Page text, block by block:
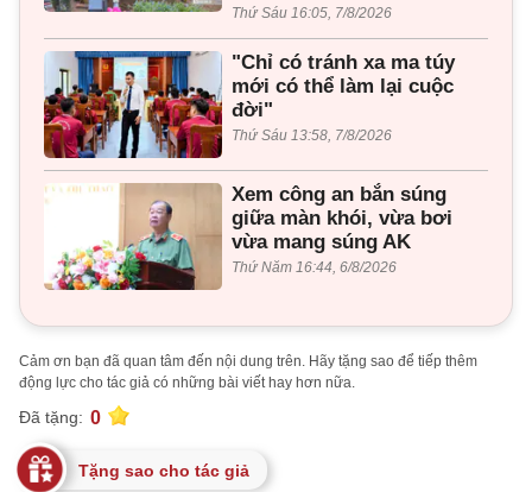
Thứ Sáu 16:05, 7/8/2026
"Chỉ có tránh xa ma túy
mới có thể làm lại cuộc
đời"
Thứ Sáu 13:58, 7/8/2026
Xem công an bắn súng
giữa màn khói, vừa bơi
vừa mang súng AK
Thứ Năm 16:44, 6/8/2026
Cảm ơn bạn đã quan tâm đến nội dung trên. Hãy tặng sao để tiếp thêm
động lực cho tác giả có những bài viết hay hơn nữa.
Đã tặng: 0
Tặng sao cho tác giả